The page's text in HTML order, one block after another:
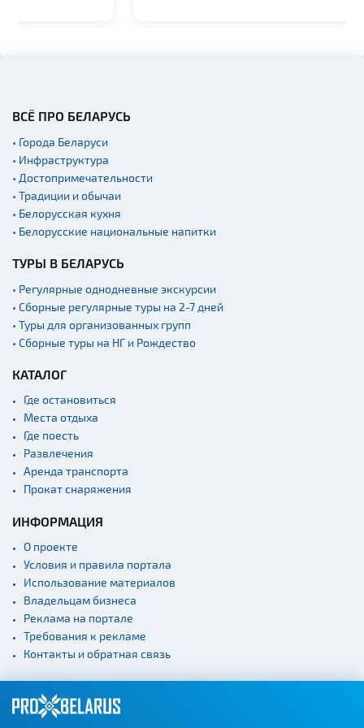
Мастер-классы
Квесты
Новости
Спортинг-клубы и тиры
Ратуши
Родовые усадьбы
Садово-парковая
Памятники
Памятники известным
людям
Кладбище
Монастыри
Костелы
Театры
Концертные залы
Начало и окончание
экскурсий: г. Минск
сооружения
Веломаршруты
Аэропорты
Железнодорожные
вокзалы
ВСЁ ПРО БЕЛАРУСЬ
• Города Беларуси
• Инфраструктура
• Достопримечательности
• Традиции и обычаи
• Белорусская кухня
• Белорусские национальные напитки
ТУРЫ В БЕЛАРУСЬ
• Регулярные однодневные экскурсии
• Сборные регулярные туры на 2-7 дней
• Туры для организованных групп
• Сборные туры на НГ и Рождество
КАТАЛОГ
Где остановиться
Места отдыха
Где поесть
Развлечения
Аренда транспорта
Прокат снаряжения
ИНФОРМАЦИЯ
О проекте
Условия и правила портала
Использование материалов
Владельцам бизнеса
Реклама на портале
Требования к рекламе
Контакты и обратная связь